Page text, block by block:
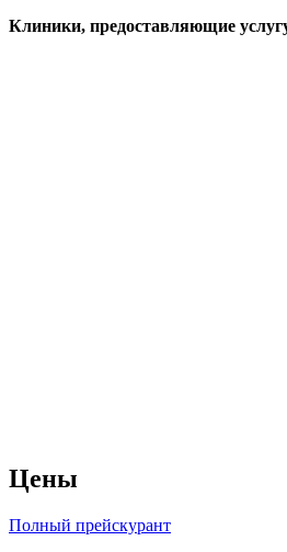
Клиники, предоставляющие
Цены
Полный прейскурант